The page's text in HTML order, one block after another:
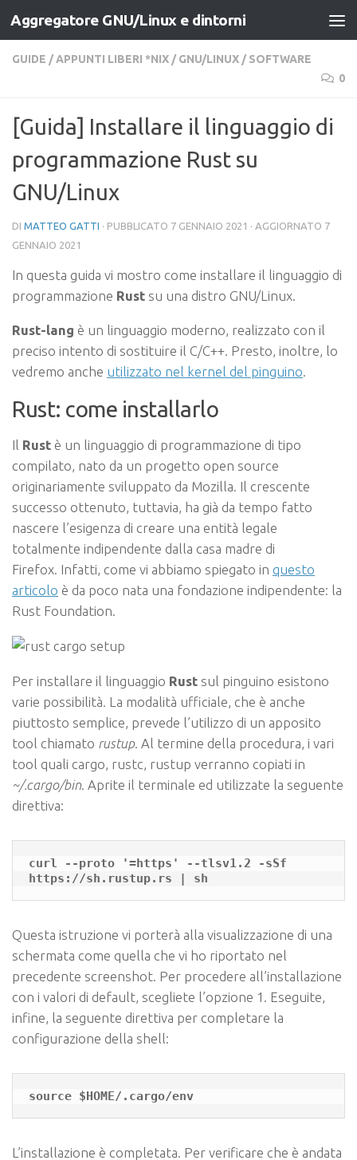
Salta al contenuto
Aggregatore GNU/Linux e dintorni
GUIDE /APPUNTI LIBERI *NIX / GNU/LINUX / SOFTWARE
0
[Guida] Installare il linguaggio di
programmazione Rust su
GNU/Linux
DI MATTEO GATTI · PUBBLICATO 7 GENNAIO 2021 · AGGIORNATO 7
GENNAIO 2021
In questa guida vi mostro come installare il linguaggio di
programmazione Rust su una distro GNU/Linux.
Rust-lang è un linguaggio moderno, realizzato con il
preciso intento di sostituire il C/C++. Presto, inoltre, lo
vedremo anche utilizzato nel kernel del pinguino
Rust: come installarlo
Il Rust è un linguaggio di programmazione di tipo
compilato, nato da un progetto open source
originariamente sviluppato da Mozilla. Il crescente
successo ottenuto, tuttavia, ha già da tempo fatto
nascere l’esigenza di creare una entità legale
totalmente indipendente dalla casa madre di
Firefox. Infatti, come vi abbiamo spiegato in questo
articolo è da poco nata una fondazione indipendente: la
Rust Foundation.
Per installare il linguaggio Rust sul pinguino esistono
varie possibilità. La modalità ufficiale, che è anche
piuttosto semplice, prevede l’utilizzo di un apposito
tool chiamato rustup. Al termine della procedura, i vari
tool quali cargo, rustc, rustup verranno copiati in
~/.cargo/bin. Aprite il terminale ed utilizzate la seguente
direttiva:
curl --proto '=https' --tlsv1.2 -sSf
Questa istruzione vi porterà alla visualizzazione di una
schermata come quella che vi ho riportato nel
precedente screenshot. Per procedere all’installazione
con i valori di default, scegliete l’opzione 1 . Eseguite,
infine, la seguente direttiva per completare la
configurazione della shell:
L’installazione è completata. Per verificare che è andata